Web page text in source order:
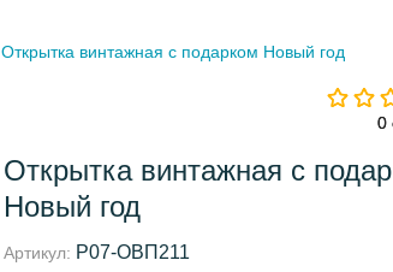
Открытка винтажная с подарком Новый год
0
Открытка винтажная с
Новый год
Артикул: Р07-ОВП211
0